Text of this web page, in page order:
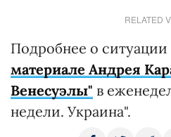
RELATED
Подробнее о ситуации
материале Андрея
Венесуэлы" в
недели. Украина".